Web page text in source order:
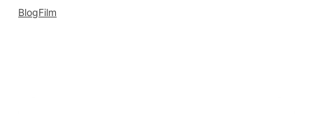
BlogFilm